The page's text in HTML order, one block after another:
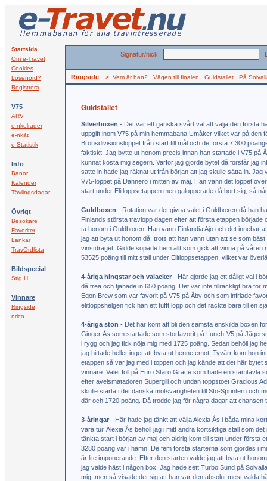
Startsida
Om e-Travet
Cookies
Lösenord?
Registrera
V75
ARV
e-nkelrader
e-nkät
e-Statistik
Info
Banor
Kalender
Tävlingsdagar
Övrigt
Besökare
Favoriter
Länkar
TravOrdlista
Bildspecial
Stig H
Vinnare
Ringside
nrico
Signatur/nick:
Ringside --> Vem är han? Vägen till finalen Guldstallet På
Guldstallet
Silverboxen - Det var ett ganska svårt val att välja den första
uppgift inom V75 på min hemmabana Umåker vilket var på den
Bronsdivisionsloppet från start till mål och de första 7.300
faktiskt. Jag bytte ut honom precis innan han startade i V75 på
kunnat kosta mig segern. Varför jag gjorde bytet då förstår jag
satte in hade jag räknat ut från början att jag skulle sätta in.
V75-loppet på Dannero i mitten av maj. Han vann det loppet
start under Elitloppsetappen men galopperade då bort sig, så
Guldboxen - Rotation var det givna valet i Guldboxen då han
Finlands största travlopp dagen efter att första etappen
ta honom i Guldboxen. Han vann Finlandia Ajo och det innebar
jag att byta ut honom då, trots att han vann utan att se som
vinstdraget. Gidde sopade hem allt som gick att vinna på
53525 poäng till mitt stall under Elitloppsetappen, vilket var
4-åriga hingstar och valacker - Här gjorde jag ett dåligt val i
då trea och tjänade in 650 poäng. Det var inte tillräckligt bra
Egon Brew som var favorit på V75 på Åby och som infriade
elitloppshelgen fick han ett tufft lopp och det räckte bara till en
4-åriga ston - Det här kom att bli den sämsta enskilda boxen
Ginger Ås som startade som storfavorit på Lunch-V5 på
i rygg och jag fick nöja mig med 1725 poäng. Sedan behöll jag
jag hittade heller inget att byta ut henne emot. Tyvärr kom hon
etappen så var jag med i toppen och jag kände att det här
vinnare. Valet föll på Euro Staro Grace som hade en stamtavla
efter avelsmatadoren Supergill och undan toppstoet Gracious
skulle starta i det danska motsvarigheten till Sto-Sprintern och
där och 1720 poäng. Då trodde jag för några dagar att
3-åringar - Här hade jag tänkt att välja Alexia Ås i båda mina
vara tur. Alexia Ås behöll jag i mitt andra kortsiktiga stall som
tänkta start i början av maj och aldrig kom till start under första
3280 poäng var i hamn. De fem första starterna som gjordes i
är lite imponerande. Efter den starten valde jag att byta ut
jag valde häst i någon box. Jag hade sett Turbo Sund på
mig, men så visade det sig att han var den absolut mest valda